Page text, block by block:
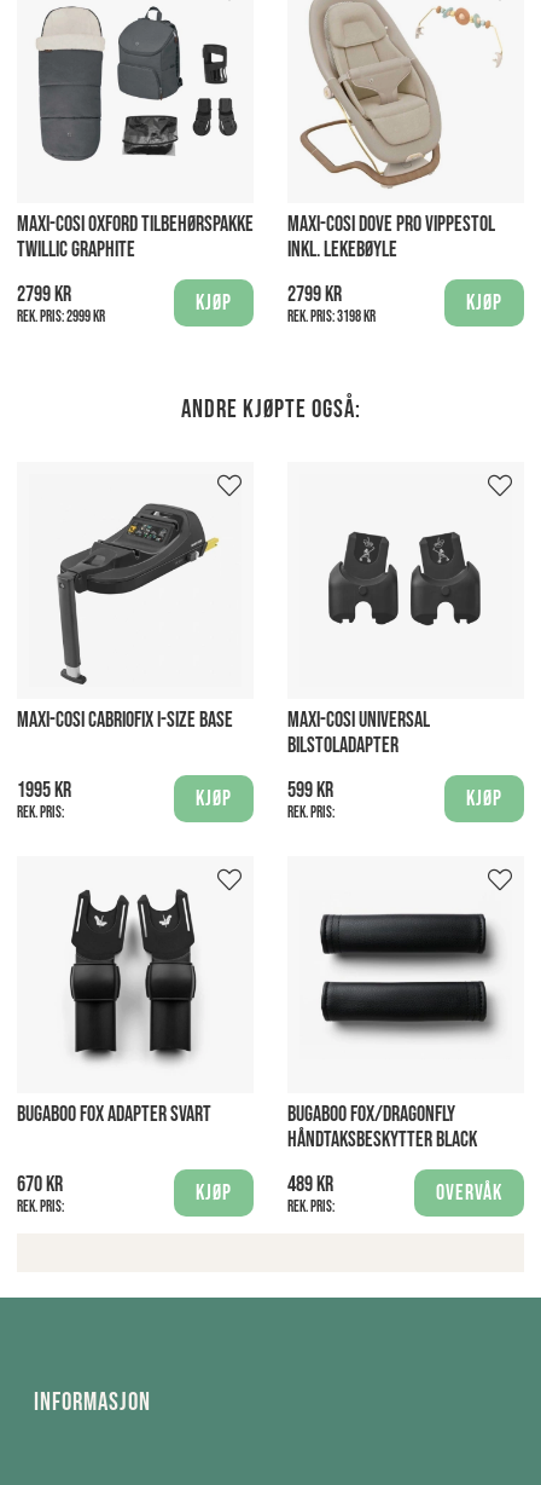
MAXI-COSI OXFORD TILBEHØRSPAKKE
TWILLIC GRAPHITE
2799 kr
Rek. pris:2999 kr
Kjøp
MAXI-COSI DOVE PRO VIPPESTOL
INKL. LEKEBØYLE
2799 kr
Rek. pris:3198 kr
Kjøp
Andre kjøpte også:
MAXI-COSI CABRIOFIX I-SIZE BASE
1995 kr
Rek. pris:
Kjøp
MAXI-COSI UNIVERSAL
BILSTOLADAPTER
599 kr
Rek. pris:
Kjøp
BUGABOO FOX ADAPTER SVART
670 kr
Rek. pris:
Kjøp
BUGABOO FOX/DRAGONFLY
HÅNDTAKSBESKYTTER BLACK
489 kr
Rek. pris:
Overvåk
Informasjon